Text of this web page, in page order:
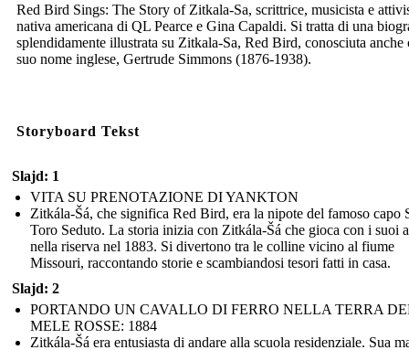
Red Bird Sings: The Story of Zitkala-Sa, scrittrice, musicista e
nativa americana di QL Pearce e Gina Capaldi. Si tratta di una
splendidamente illustrata su Zitkala-Sa, Red Bird, conosciuta anche
suo nome inglese, Gertrude Simmons (1876-1938).
Storyboard Tekst
Slajd: 1
VITA SU PRENOTAZIONE DI YANKTON
Zitkála-Šá, che significa Red Bird, era la nipote del famoso capo
Toro Seduto. La storia inizia con Zitkála-Šá che gioca con i suoi
nella riserva nel 1883. Si divertono tra le colline vicino al fiume
Missouri, raccontando storie e scambiandosi tesori fatti in casa.
Slajd: 2
PORTANDO UN CAVALLO DI FERRO NELLA TERRA
MELE ROSSE: 1884
Zitkála-Šá era entusiasta di andare alla scuola residenziale. Sua